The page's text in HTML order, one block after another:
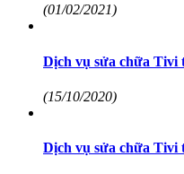
(01/02/2021)
Dịch vụ sửa chữa Tivi
(15/10/2020)
Dịch vụ sửa chữa Tivi